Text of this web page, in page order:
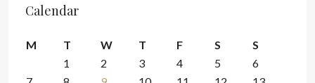
Calendar
M T W T F S
S
1
2 3 4 5
6